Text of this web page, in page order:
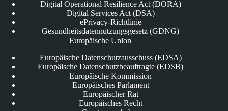
Digital Operational Resilience Act (DORA)
Digital Services Act (DSA)
ePrivacy-Richtlinie
Gesundheitsdatennutzungsgesetz (GDNG)
Europäische Union
Europäische Datenschutzausschuss (EDSA)
Europäische Datenschutzbeauftragte (EDSB)
Europäische Kommission
Europäisches Parlament
Europäischer Rat
Europäisches Recht